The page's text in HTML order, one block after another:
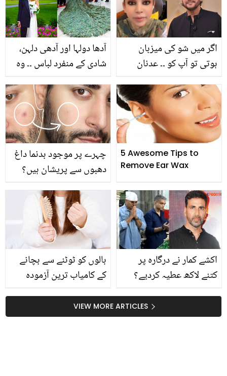
آدھا دولہا اور آدھی دلہن،
شادی کے منفرد لباس ۔۔ وہ
وغریب لباس پہن کر اپنی
شادی کو یادگار بنایا
اگر میں شو کی میزبان
ہوتی تو آپ کو ۔۔ عدنان
میں بیان سن کر مشی خان
غصے میں آگئیں، ویڈیو
دیکھیں
چہرے پر موجود بدنما داغ
دھبوں سے پریشان ہیں؟
چند آسان اور گھریلو نسخے
5 Awesome Tips to
Remove Ear Wax
بالوں کو ٹوٹنے سے بچانے
کے کامیاب ترین آزمودہ
اکشے کمار نے درگارہ پر
کتنے لاکھ عطیہ کردیے؟
لنگر بانٹنے کی ویڈیو وائرلVIEW MORE ARTICLES